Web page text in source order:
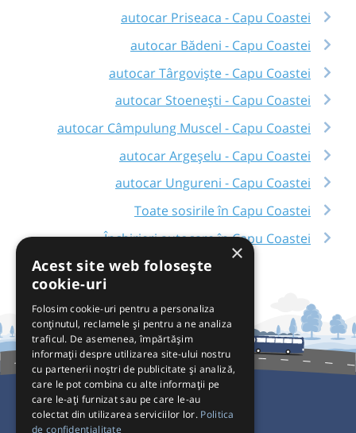
autocar Priseaca - Capu Coastei
autocar Bădeni - Capu Coastei
autocar Târgoviște - Capu Coastei
autocar Stoenești - Capu Coastei
autocar Câmpulung Muscel - Capu Coastei
autocar Argeșelu - Capu Coastei
autocar Ungureni - Capu Coastei
Toate sosirile în Capu Coastei
Închirieri autocare în Capu Coastei
Pentru Călători
×
Acest site web folosește
cookie-uri
Folosim cookie-uri pentru a personaliza
conținutul, reclamele și pentru a ne analiza
traficul. De asemenea, împărtășim
informații despre utilizarea site-ului nostru
cu partenerii noștri de publicitate și analiză,
care le pot combina cu alte informații pe
care le-ați furnizat sau pe care le-au
colectat din utilizarea serviciilor lor. Politica
de confidențialitate